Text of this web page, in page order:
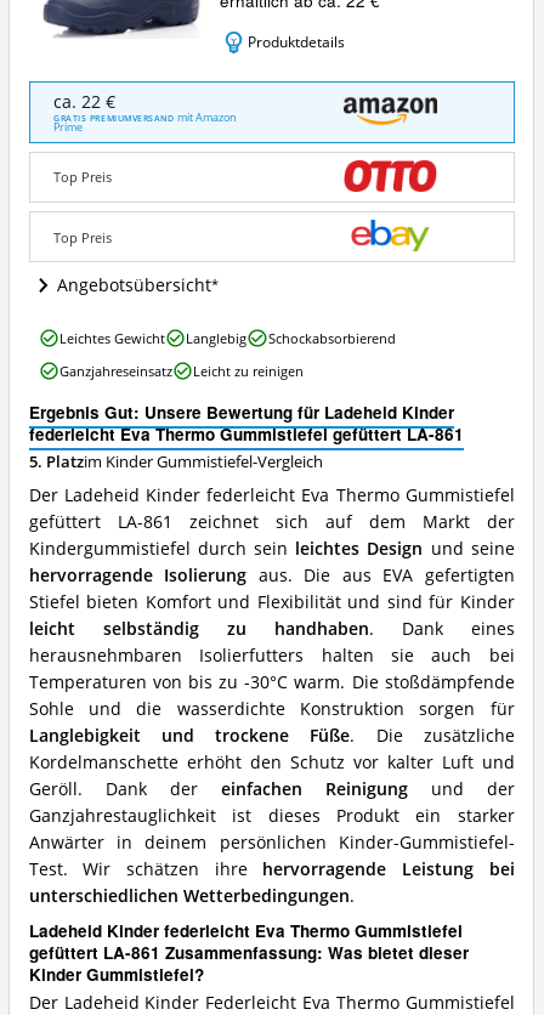
Produktdetails
Ladeheid
Kinder
federleicht
Eva
Thermo
Gummistiefel
861
Angebote:
ist
dieser
Kinder
erhältlich?
ca. 22 €
GRATIS PREMIUMVERSAND mit Amazon
Prime
Top Preis
Top Preis
Angebotsübersicht
Ergebnis Gut: Unsere Bewertung für Ladeheid Kinder
federleicht Eva Thermo Gummistiefel gefüttert LA-861
5. Platzim Kinder Gummistiefel-Vergleich
Der Ladeheid Kinder federleicht Eva Thermo Gummistiefel
gefüttert LA-861 zeichnet sich auf dem Markt der
Kindergummistiefel durch sein leichtes Design und seine
hervorragende Isolierung aus. Die aus EVA gefertigten
Stiefel bieten Komfort und Flexibilität und sind für Kinder
leicht selbständig zu handhaben. Dank eines
herausnehmbaren Isolierfutters halten sie auch bei
Temperaturen von bis zu -30°C warm. Die stoßdämpfende
Sohle und die wasserdichte Konstruktion sorgen für
Langlebigkeit und trockene Füße. Die zusätzliche
Kordelmanschette erhöht den Schutz vor kalter Luft und
Geröll. Dank der einfachen Reinigungund der
Ganzjahrestauglichkeit ist dieses Produkt ein starker
Anwärter in deinem persönlichen Kinder-Gummistiefel-
Test. Wir schätzen ihre hervorragende Leistung bei
unterschiedlichen Wetterbedingungen.
Ladeheid Kinder federleicht Eva Thermo Gummistiefel
gefüttert LA-861 Zusammenfassung: Was bietet dieser
Kinder Gummistiefel?
Der Ladeheid Kinder Federleicht Eva Thermo Gummistiefel
Ladeheid
Kinder
federleicht
Thermo
Gummistiefel
gefüttert
LA-
861
Vorteile:
Was
spricht
für
diesen
Kinder
Gummistiefel?
Leichtes Gewicht Langlebig
Schockabsorbierend
Ganzjahreseinsatz
Leicht zu reinigen